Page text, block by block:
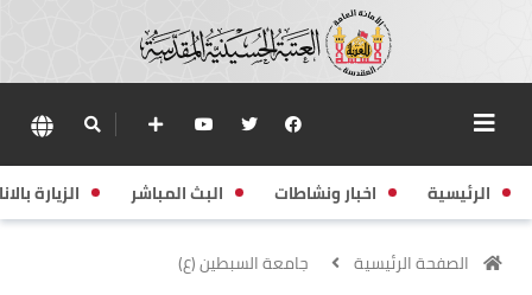
الرئيسية اخبار ونشاطات البث المباشر الزيارة
الصفحة الرئيسية جامعة السبطين (ع)